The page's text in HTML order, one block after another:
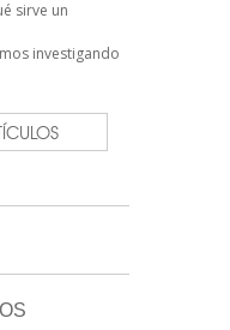
sirve un
investigando